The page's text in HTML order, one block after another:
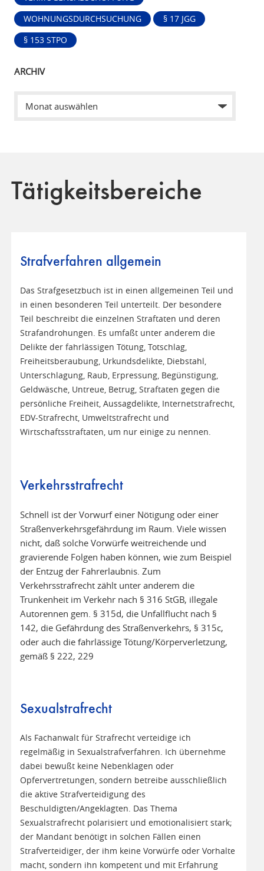
WOHNUNGSDURCHSUCHUNG § 17 JGG
§ 153 STPO
ARCHIV
Tätigkeitsbereiche
Strafverfahren allgemein
Das Strafgesetzbuch ist in einen allgemeinen Teil und
in einen besonderen Teil unterteilt. Der besondere
Teil beschreibt die einzelnen Straftaten und deren
Strafandrohungen. Es umfaßt unter anderem die
Delikte der fahrlässigen Tötung, Totschlag,
Freiheitsberaubung, Urkundsdelikte, Diebstahl,
Unterschlagung, Raub, Erpressung, Begünstigung,
Geldwäsche, Untreue, Betrug, Straftaten gegen die
persönliche Freiheit, Aussagdelikte, Internetstrafrecht,
EDV-Strafrecht, Umweltstrafrecht und
Wirtschaftsstraftaten, um nur einige zu nennen.
Verkehrsstrafrecht
Schnell ist der Vorwurf einer Nötigung oder einer
Straßenverkehrsgefährdung im Raum. Viele wissen
nicht, daß solche Vorwürfe weitreichende und
gravierende Folgen haben können, wie zum Beispiel
der Entzug der Fahrerlaubnis. Zum
Verkehrsstrafrecht zählt unter anderem die
Trunkenheit im Verkehr nach § 316 StGB, illegale
Autorennen gem. § 315d, die Unfallflucht nach §
142, die Gefährdung des Straßenverkehrs, § 315c,
oder auch die fahrlässige Tötung/Körperverletzung,
gemäß § 222, 229
Sexualstrafrecht
Als Fachanwalt für Strafrecht verteidige ich
regelmäßig in Sexualstrafverfahren. Ich übernehme
dabei bewußt keine Nebenklagen oder
Opfervertretungen, sondern betreibe ausschließlich
die aktive Strafverteidigung des
Beschuldigten/Angeklagten. Das Thema
Sexualstrafrecht polarisiert und emotionalisiert stark;
der Mandant benötigt in solchen Fällen einen
Strafverteidiger, der ihm keine Vorwürfe oder Vorhalte
macht, sondern ihn kompetent und mit Erfahrung